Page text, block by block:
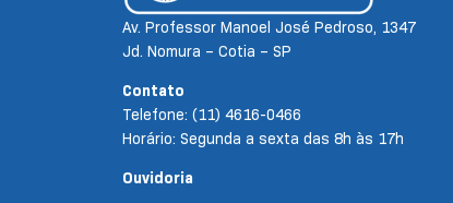
Av. Professor Manoel José Pedroso, 1347
Jd. Nomura – Cotia – SP
Contato
Telefone: (11) 4616-0466
Horário: Segunda a sexta das 8h às 17h
Ouvidoria